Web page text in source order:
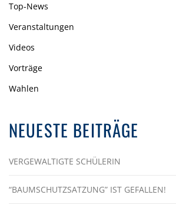
Top-News
Veranstaltungen
Videos
Vorträge
Wahlen
NEUESTE BEITRÄGE
VERGEWALTIGTE SCHÜLERIN
“BAUMSCHUTZSATZUNG” IST GEFALLEN!